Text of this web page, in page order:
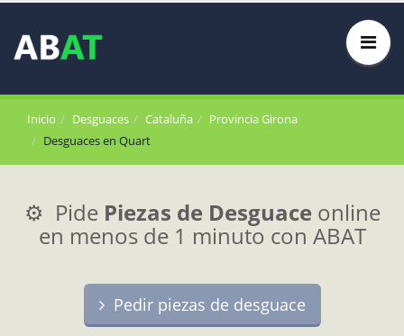
Inicio Desguaces Cataluña
Provincia Girona
Desguaces en Quart
⚙️ Pide Piezas de Desguace online
en menos de 1 minuto con ABAT
Pedir piezas de desguace